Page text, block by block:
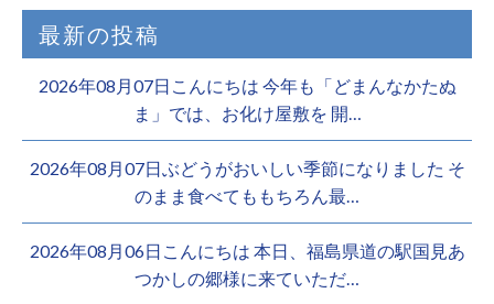
最新の投稿
2026年08月07日こんにちは 今年も「どまんなかたぬ
ま」では、お化け屋敷を 開…
2026年08月07日ぶどうがおいしい季節になりました そ
のまま食べてももちろん最…
2026年08月06日こんにちは 本日、福島県道の駅国見あ
つかしの郷様に来ていただ…